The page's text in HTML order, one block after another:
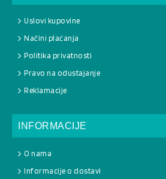
Uslovi kupovine
Načini plaćanja
Politika privatnosti
Pravo na odustajanje
Reklamacije
INFORMACIJE
O nama
Informacije o dostavi